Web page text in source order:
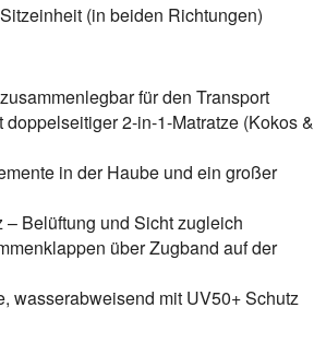
(in beiden Richtungen)
für den Transport
2-in-1-Matratze (Kokos &
in der Haube und ein großer
Belüftung und Sicht zugleich
über Zugband auf der
wasserabweisend mit UV50+ Schutz